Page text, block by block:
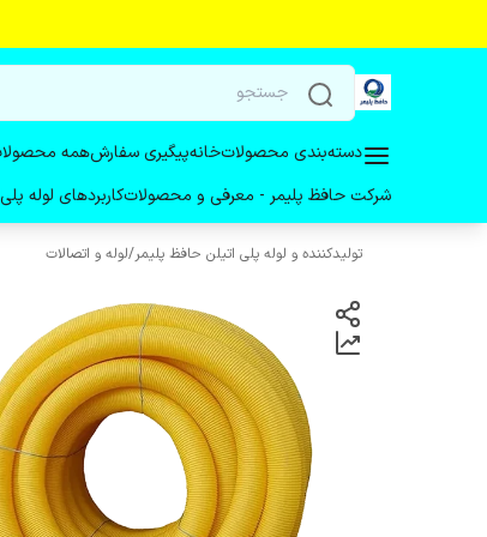
دسته‌بندی محصولاتخانهپیگیری سفارشهمه
شرکت حافظ پلیمر - معرفی و محصولاتکاربردهای لوله
تولیدکننده و لوله پلی اتیلن حافظ پلیمر/لوله و اتصالات